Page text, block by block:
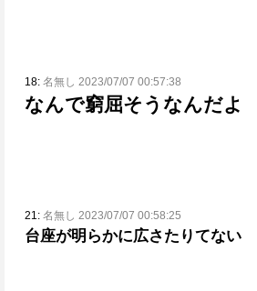
18: 名無し 2023/07/07 00:57:38
なんで窮屈そうなんだよ
21: 名無し 2023/07/07 00:58:25
台座が明らかに広さたりてない